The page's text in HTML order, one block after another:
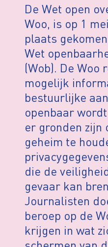
De Wet open
Woo, is op 1
plaats
Wet
(Wob). De Woo
mogelijk
bestuurlijke
openbaar
er gronden zijn
geheim te
die de
gevaar kan
Journalisten
beroep op de
krijgen in wat